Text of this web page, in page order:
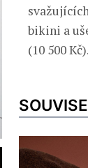
bikini a
(10 500 Kč).